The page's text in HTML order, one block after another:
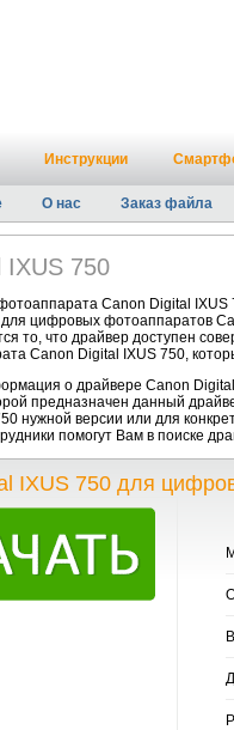
Инструкции
О нас Заказ файла
IXUS 750
Canon Digital
цифровых фотоаппаратов
то, что драйвер доступен
Canon Digital IXUS 750,
о драйвере Canon
предназначен данный
нужной версии или для
помогут Вам в поиске
IXUS 750 для